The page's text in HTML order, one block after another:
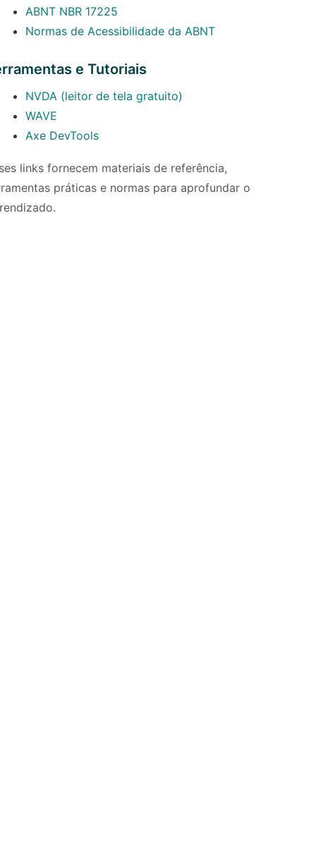
ABNT NBR 17225
Normas de Acessibilidade da ABNT(abre em nova
e Tutoriais
NVDA (leitor de tela gratuito)
WAVE
Axe DevTools(abre em nova aba)
links fornecem materiais de referência,
práticas e normas para aprofundar o